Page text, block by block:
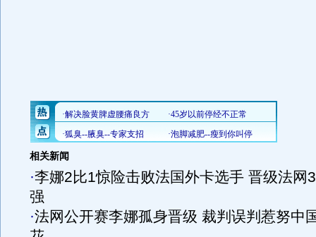
相关新闻
·李娜2比1惊险击败法国外卡选手 晋级法网
强
·法网公开赛李娜孤身晋级 裁判误判惹努中